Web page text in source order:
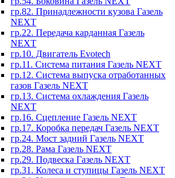
гр.82. Принадлежности кузова Газель
NEXT
гр.22. Передача карданная Газель
NEXT
гр.10. Двигатель Evotech
гр.11. Система питания Газель NEXT
гр.12. Система выпуска отработанных
газов Газель NEXT
гр.13. Система охлаждения Газель
NEXT
гр.16. Сцепление Газель NEXT
гр.17. Коробка передач Газель NEXT
гр.24. Мост задний Газель NEXT
гр.28. Рама Газель NEXT
гр.29. Подвеска Газель NEXT
гр.31. Колеса и ступицы Газель NEXT